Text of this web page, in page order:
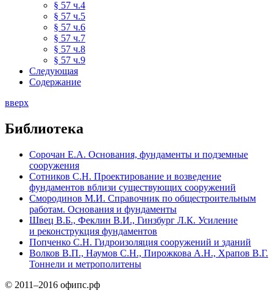
§ 57 ч.4
§ 57 ч.5
§ 57 ч.6
§ 57 ч.7
§ 57 ч.8
§ 57 ч.9
Следующая
Содержание
вверх
Библиотека
Сорочан Е.А. Основания, фундаменты и подземные
сооружения
Сотников С.Н. Проектирование и возведение
фундаментов вблизи существующих сооружений
Смородинов М.И. Справочник по общестроительным
работам. Основания и фундаменты
Швец В.Б., Феклин В.И., Гинзбург Л.К. Усиление
и реконструкция фундаментов
Попченко С.Н. Гидроизоляция сооружений и зданий
Волков В.П., Наумов С.Н., Пирожкова А.Н., Храпов В.Г.
Тоннели и метрополитены
© 2011–2016 офипс.рф